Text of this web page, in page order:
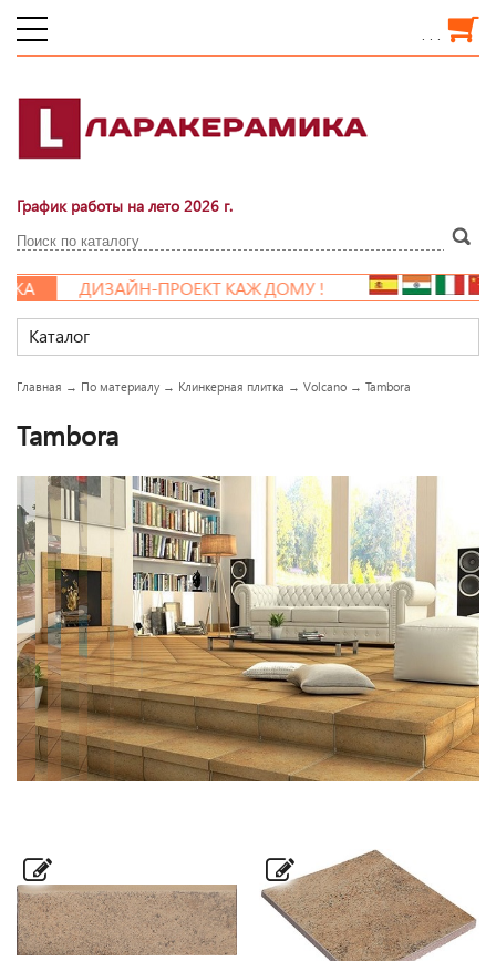
. . .
График работы на лето 2026 г.
ДИЗАЙН-ПРОЕКТ КАЖДОМУ !
Каталог
Главная → По материалу → Клинкерная плитка → Volcano → Tambora
Tambora